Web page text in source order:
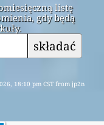
listę
gdy będą
składać
18:10 pm CST from jp2n